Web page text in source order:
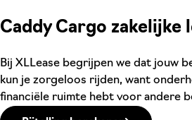
Caddy Cargo zakelijke
Bij XLLease begrijpen we dat jouw
kun je zorgeloos rijden, want
financiële ruimte hebt voor andere